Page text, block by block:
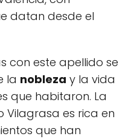
datan desde el
con este apellido se
la nobleza y la vida
que habitaron. La
Vilagrasa es rica en
que han